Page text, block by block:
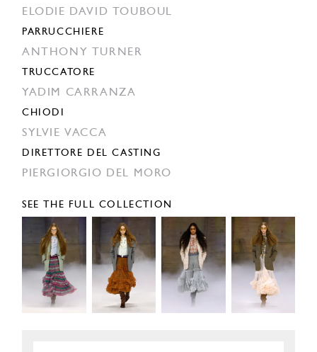
ELODIE DAVID TOUBOUL
PARRUCCHIERE
ANTHONY TURNER
TRUCCATORE
YADIM CARRANZA
CHIODI
SYLVIE VACCA
DIRETTORE DEL CASTING
PIERGIORGIO DEL MORO
SEE THE FULL COLLECTION